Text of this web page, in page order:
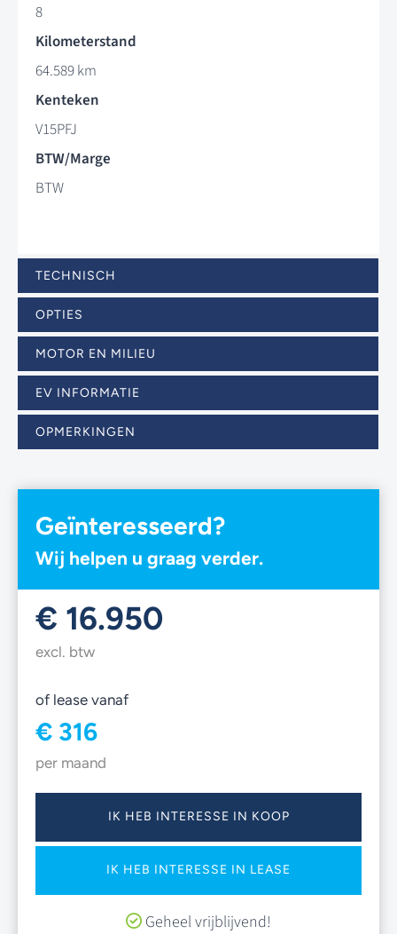
8
Kilometerstand
64.589 km
Kenteken
V15PFJ
BTW/Marge
BTW
TECHNISCH
OPTIES
MOTOR EN MILIEU
EV INFORMATIE
OPMERKINGEN
Geïnteresseerd?
Wij helpen u graag verder.
€ 16.950
excl. btw
of lease vanaf
€ 316
per maand
IK HEB INTERESSE IN KOOP
IK HEB INTERESSE IN LEASE
Geheel vrijblijvend!